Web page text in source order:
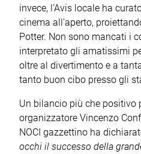
invece, l’Avis locale ha
cinema all’aperto,
Potter. Non sono mancati i
interpretato gli amatissimi
oltre al divertimento e a
tanto buon cibo presso gli
Un bilancio più che positivo
organizzatore Vincenzo
NOCI gazzettino ha
occhi il successo della